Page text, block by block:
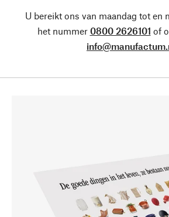
U bereikt ons van maandag tot en
het nummer 0800 2626101 of